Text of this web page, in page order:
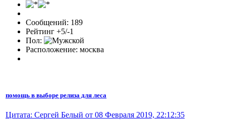
Сообщений: 189
Рейтинг +5/-1
Пол:
Расположение: москва
помощь в выборе релиза для леса
Цитата: Сергей Белый от 08 Февраля 2019, 22:12:35